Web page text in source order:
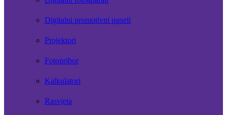
Digitalni promotivni paneli
Projektori
Fotopribor
Kalkulatori
Rasvjeta